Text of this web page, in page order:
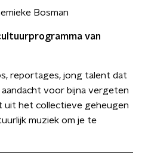
Bosman
van
reportages, jong talent dat
voor bijna vergeten
uit het collectieve geheugen
muziek om je te